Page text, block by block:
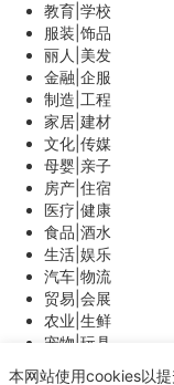
教育|学校
服装|饰品
丽人|美发
金融|企服
制造|工程
家居|建材
文化|传媒
母婴|亲子
房产|住宿
医疗|健康
食品|酒水
生活|娱乐
汽车|物流
贸易|会展
农业|生鲜
宠物|玩具
能源|环保
本网站使用cookies以